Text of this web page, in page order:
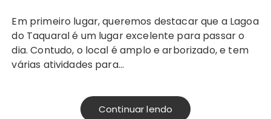
Em primeiro lugar, queremos destacar que a Lagoa
do Taquaral é um lugar excelente para passar o
dia. Contudo, o local é amplo e arborizado, e tem
várias atividades para…
Continuar lendo